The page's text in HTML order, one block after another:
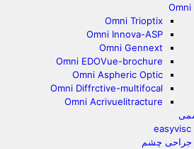
Omni
Omni Trioptix
Omni Innova-ASP
Omni Gennext
Omni EDOVue-brochure
Omni Aspheric Optic
Omni Diffrctive-multifocal
Omni Acrivuelitracture
easyvisc
جراحی چشم